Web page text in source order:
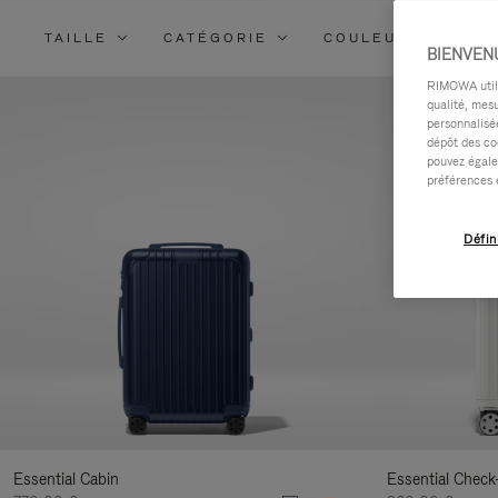
TAILLE CATÉGORIE COULEUR
Essential Cabin
Essential
RIMOWA
qualité,
dépôt des
pouvez
préférences